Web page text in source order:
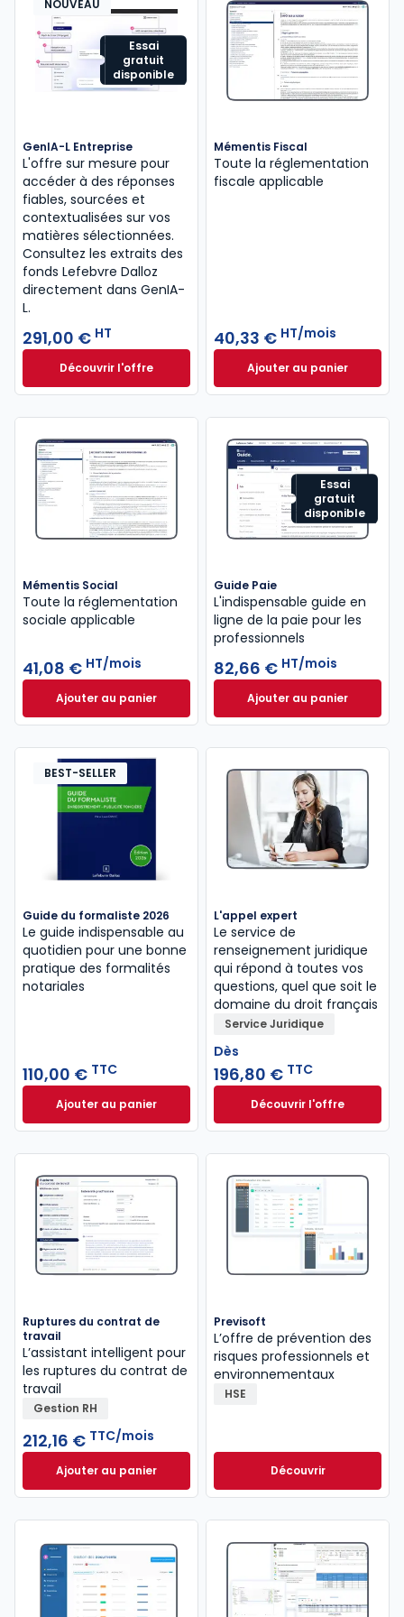
Essai
gratuit
disponible
NOUVEAU
GenIA-L Entreprise
L'offre sur mesure pour
accéder à des réponses
fiables, sourcées et
contextualisées sur vos
matières sélectionnées.
Consultez les extraits des
fonds Lefebvre Dalloz
directement dans GenIA-
L.
291,00 € HT
Découvrir l'offreGenIA-L Entreprise à partir de 291,00 € HT
Mémentis Fiscal
Toute la réglementation
fiscale applicable
40,33 € HT/mois
Ajouter au panier
Mémentis Fiscal
Mémentis Social
Toute la réglementation
sociale applicable
41,08 € HT/mois
Ajouter au panierMémentis Social à 41,08 €HT/mois
Essai
gratuit
disponible
Guide Paie
L'indispensable guide en
ligne de la paie pour les
professionnels
82,66 € HT/mois
Ajouter au panier
Guide Paie à
BEST-SELLER
Guide du formaliste 2026
Le guide indispensable au
quotidien pour une bonne
pratique des formalités
notariales
110,00 € TTC
Ajouter au panierGuide du formaliste 2026 à 110,00 € TTC
L'appel expert
Le service de
renseignement juridique
qui répond à toutes vos
questions, quel que soit le
domaine du droit français
Service Juridique
Dès
196,80 € TTC
Découvrir l'offreL'appel expert à
Dès
Ruptures du contrat de
travail
L’assistant intelligent pour
les ruptures du contrat de
travail
Gestion RH
212,16 € TTC/mois
Ajouter au panierRuptures du contrat de travail à 212,16 €
Previsoft
L’offre de prévention des
risques professionnels et
environnementaux
HSE
Découvrir